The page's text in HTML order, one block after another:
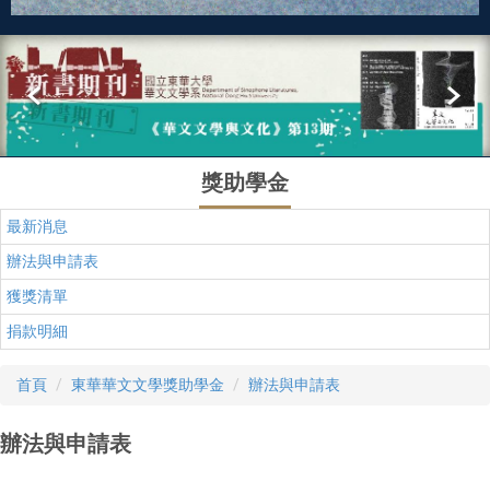
獎助學金
最新消息
辦法與申請表
獲獎清單
捐款明細
首頁 東華華文文學獎助學金 辦法與申請表
辦法與申請表